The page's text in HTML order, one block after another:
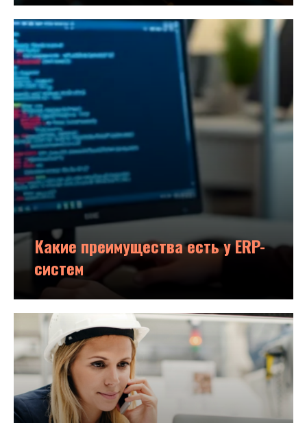
Какие преимущества есть у ERP-
систем